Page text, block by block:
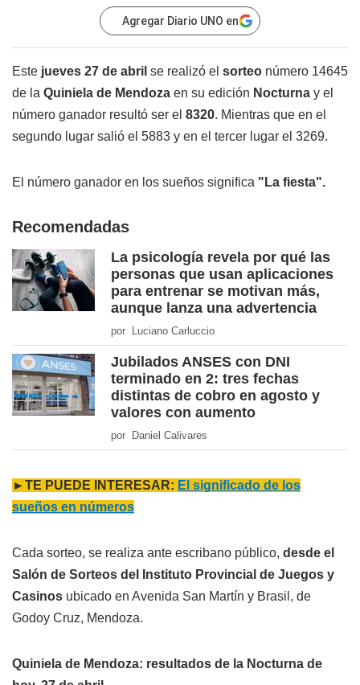
Agregar Diario UNO en
Este jueves 27 de abril se realizó el sorteo número 14645
de la Quiniela de Mendoza en su edición Nocturna y el
número ganador resultó ser el 8320. Mientras que en el
segundo lugar salió el 5883 y en el tercer lugar el 3269.
El número ganador en los sueños significa "La fiesta".
Recomendadas
La psicología revela por qué las
personas que usan aplicaciones
para entrenar se motivan más,
aunque lanza una advertencia
por Luciano Carluccio
Jubilados ANSES con DNI
terminado en 2: tres fechas
distintas de cobro en agosto y
valores con aumento
por Daniel Calivares
►TE PUEDE INTERESAR: El significado de los
sueños en números
Cada sorteo, se realiza ante escribano público, desde el
Salón de Sorteos del Instituto Provincial de Juegos y
Casinos ubicado en Avenida San Martín y Brasil, de
Godoy Cruz, Mendoza.
Quiniela de Mendoza: resultados de la Nocturna de